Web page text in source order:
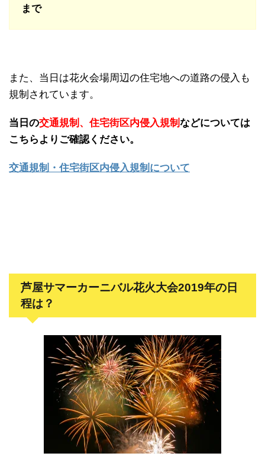
まで
また、当日は花火会場周辺の住宅地への道路の侵入も
規制されています。
当日の交通規制、住宅街区内侵入規制 などについては
こちらよりご確認ください。
交通規制・住宅街区内侵入規制について
芦屋サマーカーニバル花火大会2019年の日
程は？